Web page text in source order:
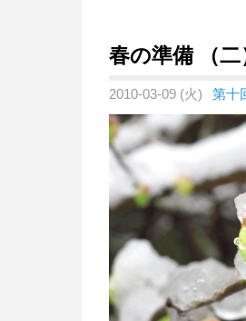
春の準備 （二
2010-03-09 (火) 第十